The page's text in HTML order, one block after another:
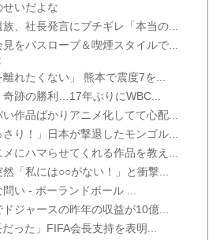
いだよな
、社長発言にブチギレ「本当の...
をバスローブ＆喫煙スタイルで...
れたくない」 熊本で震度7を...
奇跡の勝利…17年ぶりにWBC...
作品ばかりアニメ化してて心配...
り！」日本が撃退したモンゴル...
にハマらせてくれる作品を教え...
「私には○○がない！」と衝撃...
問い - ポーランドボール ...
ドジャースの昨年の収益が10億...
った」FIFA会長支持を表明...